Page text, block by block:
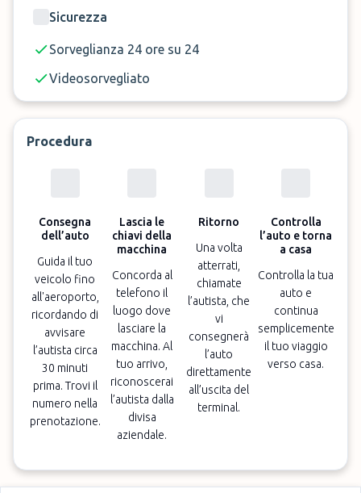
Sicurezza
Sorveglianza 24 ore su 24
Videosorvegliato
Procedura
Consegna
dell’auto
Guida il tuo
veicolo fino
all'aeroporto,
ricordando di
avvisare
l’autista circa
30 minuti
prima. Trovi il
numero nella
prenotazione.
Lascia le
chiavi della
macchina
Concorda al
telefono il
luogo dove
lasciare la
macchina. Al
tuo arrivo,
riconoscerai
l’autista dalla
divisa
aziendale.
Ritorno
Una volta
atterrati,
chiamate
l’autista, che
vi
consegnerà
l’auto
direttamente
all’uscita del
terminal.
Controlla
l’auto e torna
a casa
Controlla la tua
auto e
continua
semplicemente
il tuo viaggio
verso casa.